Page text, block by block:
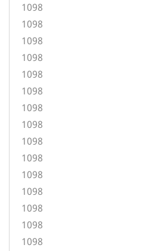
1098
1098
1098
1098
1098
1098
1098
1098
1098
1098
1098
1098
1098
1098
1098